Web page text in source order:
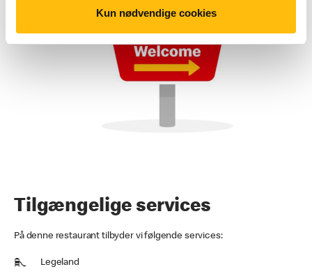
Kun nødvendige cookies
Tilgængelige services
På denne restaurant tilbyder vi følgende services:
Legeland